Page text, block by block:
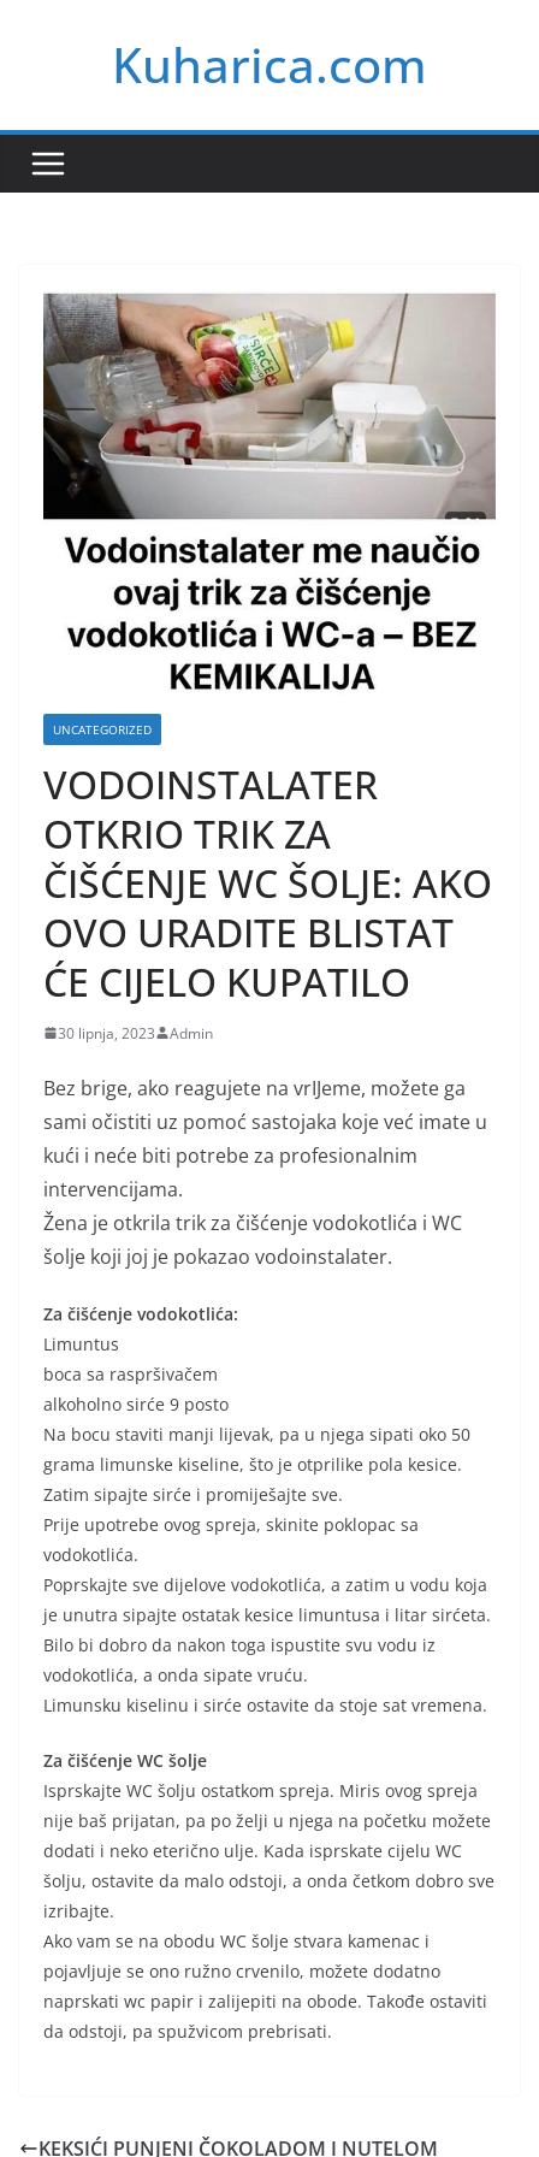
Kuharica.com
UNCATEGORIZED
VODOINSTALATER
OTKRIO TRIK ZA
ČIŠĆENJE WC ŠOLJE: AKO
OVO URADITE BLISTAT
ĆE CIJELO KUPATILO
30 lipnja, 2023 Admin
Bez brige, ako reagujete na vrIJeme, možete ga
sami očistiti uz pomoć sastojaka koje već imate u
kući i neće biti potrebe za profesionalnim
intervencijama.
Žena je otkrila trik za čišćenje vodokotlića i WC
šolje koji joj je pokazao vodoinstalater.
Za čišćenje vodokotlića:
Limuntus
boca sa raspršivačem
alkoholno sirće 9 posto
Na bocu staviti manji lijevak, pa u njega sipati oko 50
grama limunske kiseline, što je otprilike pola kesice.
Zatim sipajte sirće i promiješajte sve.
Prije upotrebe ovog spreja, skinite poklopac sa
vodokotlića.
Poprskajte sve dijelove vodokotlića, a zatim u vodu koja
je unutra sipajte ostatak kesice limuntusa i litar sirćeta.
Bilo bi dobro da nakon toga ispustite svu vodu iz
vodokotlića, a onda sipate vruću.
Limunsku kiselinu i sirće ostavite da stoje sat vremena.
Za čišćenje WC šolje
Isprskajte WC šolju ostatkom spreja. Miris ovog spreja
nije baš prijatan, pa po želji u njega na početku možete
dodati i neko eterično ulje. Kada isprskate cijelu WC
šolju, ostavite da malo odstoji, a onda četkom dobro sve
izribajte.
Ako vam se na obodu WC šolje stvara kamenac i
pojavljuje se ono ružno crvenilo, možete dodatno
naprskati wc papir i zalijepiti na obode. Takođe ostaviti
da odstoji, pa spužvicom prebrisati.
KEKSIĆI PUNJENI ČOKOLADOM I NUTELOM